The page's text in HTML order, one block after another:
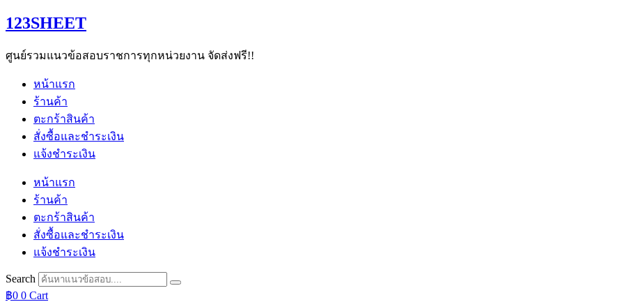
Skip
to
123SHEET
ศูนย์รวมแนวข้อสอบราชการทุกหน่วยงาน จัดส่งฟรี!!
หน้าแรก
ร้านค้า
ตะกร้าสินค้า
สั่งซื้อและชำระเงิน
แจ้งชำระเงิน
หน้าแรก
ร้านค้า
ตะกร้าสินค้า
สั่งซื้อและชำระเงิน
แจ้งชำระเงิน
Search
฿0 0 Cart